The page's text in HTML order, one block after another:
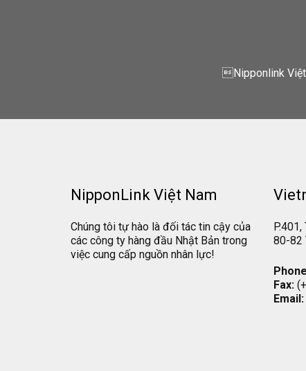
Nipponlink Việt
NipponLink Việt Nam
Chúng tôi tự hào là đối tác tin cậy của
các công ty hàng đầu Nhật Bản trong
việc cung cấp nguồn nhân lực!
P.401,
80-82
Fax:
Email: